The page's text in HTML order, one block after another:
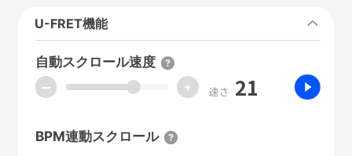
U-FRET機能
自動スクロール速度
ー + 速さ 21
BPM連動スクロール